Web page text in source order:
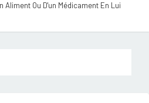
Aliment Ou D'un Médicament En Lui